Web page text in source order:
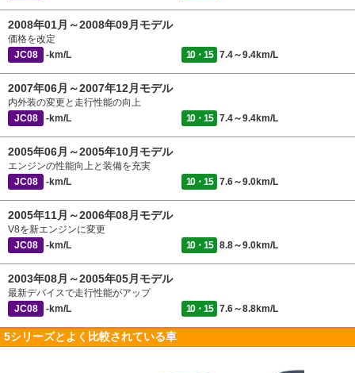
2008年01月～2008年09月モデル
価格を改定
JC08
-km/L 10・15 7.4～9.4km/L
2007年06月～2007年12月モデル
内外装の変更と走行性能の向上
JC08
-km/L 10・15 7.4～9.4km/L
2005年06月～2005年10月モデル
エンジンの性能向上と装備を充実
JC08
-km/L 10・15 7.6～9.0km/L
2005年11月～2006年08月モデル
V8を新エンジンに変更
JC08
-km/L 10・15 8.8～9.0km/L
2003年08月～2005年05月モデル
最新デバイスで走行性能がアップ
JC08
-km/L 10・15 7.6～8.8km/L
5シリーズとよく比較されている車